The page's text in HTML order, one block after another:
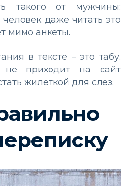
такого от мужчины:
даже читать это
мимо анкеты.
в тексте – это табу.
не приходит на сайт
жилеткой для слез.